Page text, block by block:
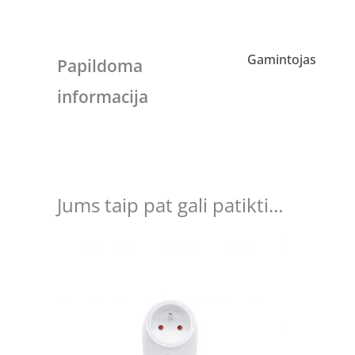
Papildoma
informacija
Gamintojas
Jums taip pat gali patikti…